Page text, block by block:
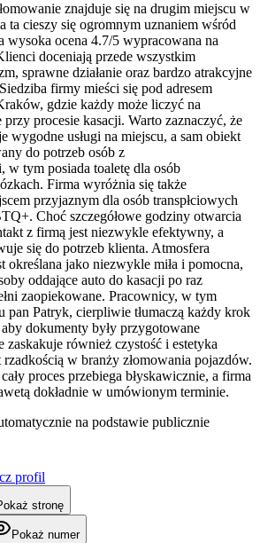
znajduje się na drugim miejscu w
ta cieszy się ogromnym uznaniem wśród
wysoka ocena 4.7/5 wypracowana na
doceniają przede wszystkim
sprawne działanie oraz bardzo atrakcyjne
firmy mieści się pod adresem
gdzie każdy może liczyć na
procesie kasacji. Warto zaznaczyć, że
wygodne usługi na miejscu, a sam obiekt
do potrzeb osób z
w tym posiada toaletę dla osób
Firma wyróżnia się także
przyjaznym dla osób transpłciowych
Choć szczegółowe godziny otwarcia
z firmą jest niezwykle efektywny, a
się do potrzeb klienta. Atmosfera
określana jako niezwykle miła i pomocna,
oddające auto do kasacji po raz
zaopiekowane. Pracownicy, w tym
pan Patryk, cierpliwie tłumaczą każdy krok
dokumenty były przygotowane
zaskakuje również czystość i estetyka
rzadkością w branży złomowania pojazdów.
proces przebiega błyskawicznie, a firma
dokładnie w umówionym terminie.
na podstawie publicznie
profil
stronę
Pokaż numer